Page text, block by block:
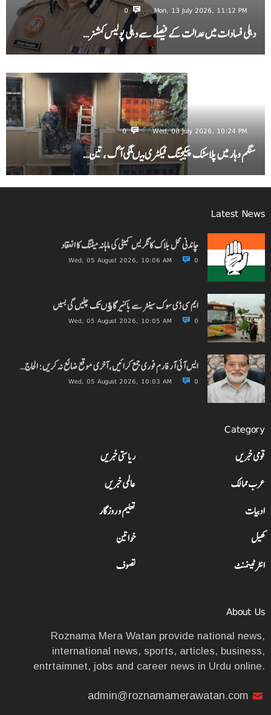
Mon, 13 July 2026, 11:12 PM
0
دہلی فسادات میں عدالت کے فیصلے سے دہلی پولیس کمشنر…
Wed, 08 July 2026, 10:24 PM
0
سنگم وہار میں پلاسٹک پیکیجنگ فیکٹری میںلگی آگ ، تین…
Latest News
چاندنی محل بلاک کانگریس کمیٹی کی ماہانہ میٹنگ کا انعقاد
Wed, 05 August 2026, 10:06 AM 0
ایم سی ڈی سوک سینٹر سے باکنیر گاﺅں تک چلیں گی بسیں
Wed, 05 August 2026, 10:05 AM 0
ایس آئی آر فارم فوری جمع کرائیں، آخری موقع ضائع نہ کریں: الحاج…
Wed, 05 August 2026, 10:03 AM 0
Category
قومی خبریں
ریاستی خبریں
عرب ممالک
عالمی خبریں
ادبیات
تعلیم و روزگار
کھیل
خواتین
انٹرٹینمنٹ
تصوف
About Us
Roznama Mera Watan provide national news,
international news, sports, articles, business,
entrtaimnet, jobs and career news in Urdu online.
admin@roznamamerawatan.com